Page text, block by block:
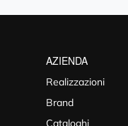
AZIENDA
Realizzazioni
Brand
Cataloghi